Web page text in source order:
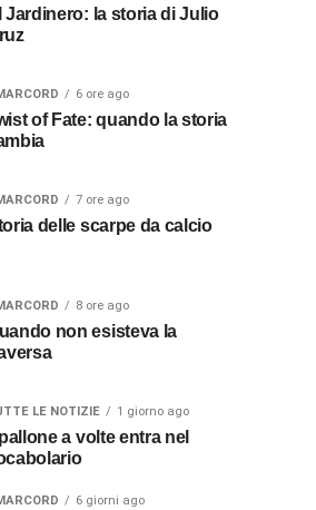
Jardinero: la storia di Julio
6 ore ago
of Fate: quando la storia
7 ore ago
delle scarpe da calcio
8 ore ago
non esisteva la
LE NOTIZIE 1 giorno ago
pallone a volte entra nel
6 giorni ago